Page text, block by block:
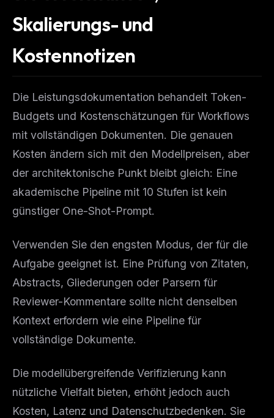
Skalierungs- und
Kostennotizen
Die Leistungsdokumentation behandelt Token-
Budgets und Kostenschätzungen für Workflows
mit vollständigen Dokumenten. Die genauen
Kosten ändern sich mit den Modellpreisen, aber
der architektonische Punkt bleibt gleich: Eine
akademische Pipeline mit 10 Stufen ist kein
günstiger One-Shot-Prompt.
Verwenden Sie den engsten Modus, der für die
Aufgabe geeignet ist. Eine Prüfung von Zitaten,
Abstracts, Gliederungen oder Parsern für
Reviewer-Kommentare sollte nicht denselben
Kontext erfordern wie eine Pipeline für
vollständige Dokumente.
Die modellübergreifende Verifizierung kann
nützliche Vielfalt bieten, erhöht jedoch auch
Kosten, Latenz und Datenschutzbedenken. Sie